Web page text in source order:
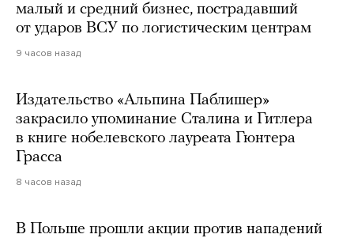
малый и средний бизнес, пострадавший
от ударов ВСУ по логистическим центрам
9 часов назад
Издательство «Альпина Паблишер»
закрасило упоминание Сталина и Гитлера
в книге нобелевского лауреата Гюнтера
Грасса
8 часов назад
В Польше прошли акции против нападений